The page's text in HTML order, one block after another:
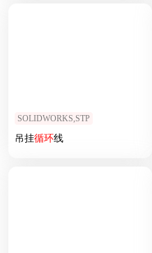
SOLIDWORKS,STP
吊挂循环线